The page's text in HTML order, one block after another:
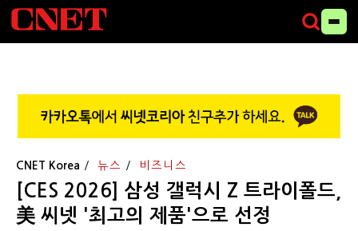
CNET Korea 뉴스 비즈니스
[CES 2026] 삼성 갤럭시 Z 트라이폴드,
美 씨넷 '최고의 제품'으로 선정